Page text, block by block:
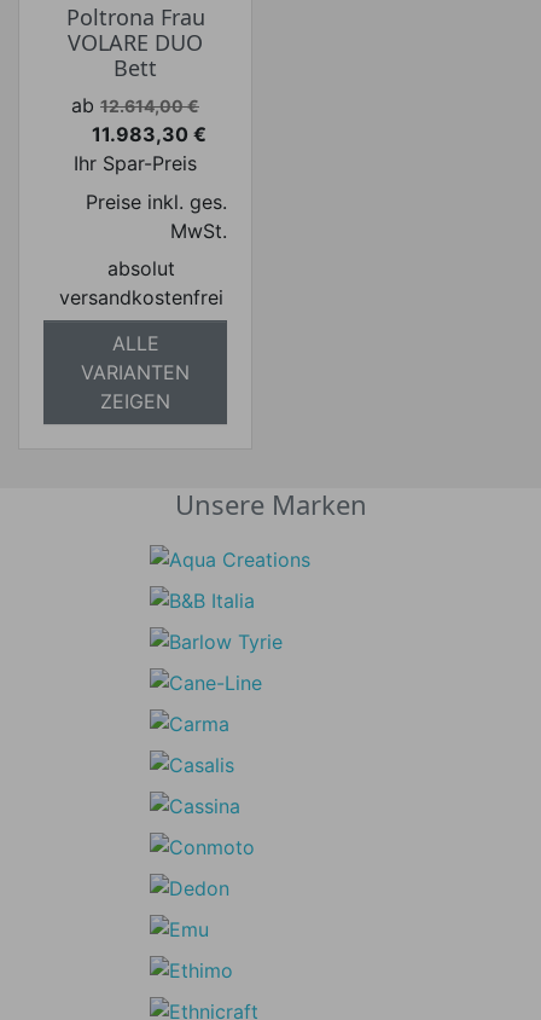
Poltrona Frau
VOLARE DUO
Bett
Verkaufspreis
ab 12.614,00 €
Preis
11.983,30 €
Ihr Spar-Preis
Preise inkl. ges.
MwSt.
absolut
versandkostenfrei
ALLE
VARIANTEN
ZEIGEN
Unsere Marken